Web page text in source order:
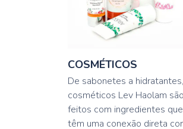
COSMÉTICOS
De sabonetes a
cosméticos Lev Haolam são
feitos com ingredientes que
têm uma conexão direta